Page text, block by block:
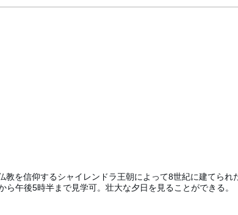
を信仰するシャイレンドラ王朝によって8世紀に建てられ
午後5時半まで見学可。壮大な夕日を見ることができる。